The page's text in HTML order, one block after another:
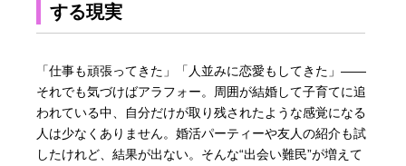
する現実
「仕事も頑張ってきた」「人並みに恋愛もしてきた」——
それでも気づけばアラフォー。周囲が結婚して子育てに追
われている中、自分だけが取り残されたような感覚になる
人は少なくありません。婚活パーティーや友人の紹介も試
したけれど、結果が出ない。そんな“出会い難民”が増えて